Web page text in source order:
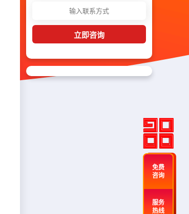
立即咨询
免费
咨询
服务
热线